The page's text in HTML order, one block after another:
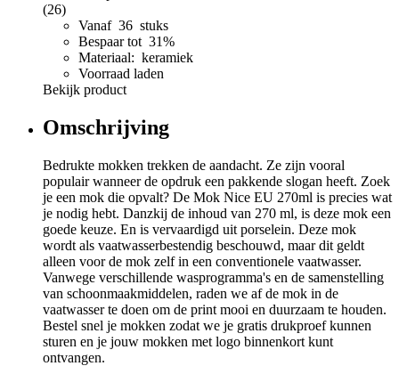
(26)
Vanaf 36 stuks
Bespaar tot 31%
Materiaal: keramiek
Voorraad laden
Bekijk product
Omschrijving
Bedrukte mokken trekken de aandacht. Ze zijn vooral
populair wanneer de opdruk een pakkende slogan heeft. Zoek
je een mok die opvalt? De Mok Nice EU 270ml is precies wat
je nodig hebt. Danzkij de inhoud van 270 ml, is deze mok een
goede keuze. En is vervaardigd uit porselein. Deze mok
wordt als vaatwasserbestendig beschouwd, maar dit geldt
alleen voor de mok zelf in een conventionele vaatwasser.
Vanwege verschillende wasprogramma's en de samenstelling
van schoonmaakmiddelen, raden we af de mok in de
vaatwasser te doen om de print mooi en duurzaam te houden.
Bestel snel je mokken zodat we je gratis drukproef kunnen
sturen en je jouw mokken met logo binnenkort kunt
ontvangen.